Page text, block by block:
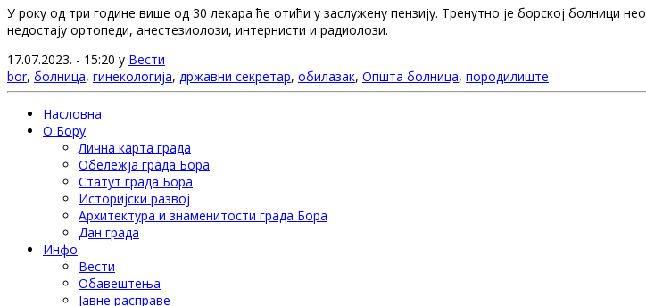
У року од три године више од 30 лекара ће отићи у заслужену пензију. Тренутно је борској болници
недостају ортопеди, анестезиолози, интернисти и радиолози.
17.07.2023. - 15:20 у Вести
bor, болница, гинекологија, државни секретар, обилазак, Општа болница, породилиште
Насловна
О Бору
Лична карта града
Обележја града Бора
Статут града Бора
Историјски развој
Архитектура и знаменитости града Бора
Дан града
Инфо
Вести
Обавештења
Јавне расправе